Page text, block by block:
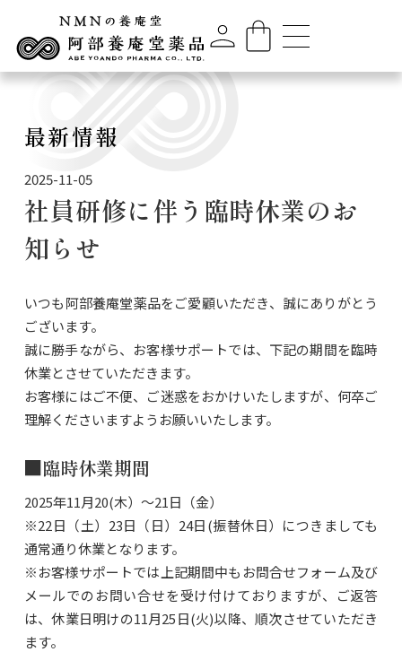
最新情報
2025-11-05
社員研修に伴う臨時休業のお
知らせ
いつも阿部養庵堂薬品をご愛顧いただき、誠にありがとう
ございます。
誠に勝手ながら、お客様サポートでは、下記の期間を臨時
休業とさせていただきます。
お客様にはご不便、ご迷惑をおかけいたしますが、何卒ご
理解くださいますようお願いいたします。
■臨時休業期間
2025年11月20(木）～21日（金）
※22日（土）23日（日）24日(振替休日）につきましても
通常通り休業となります。
※お客様サポートでは上記期間中もお問合せフォーム及び
メールでのお問い合せを受け付けておりますが、ご返答
は、休業日明けの11月25日(火)以降、順次させていただき
ます。